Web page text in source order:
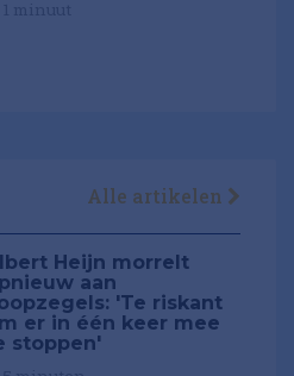
Alle artikelen
Heijn morrelt
aan
'Te riskant
er in één keer mee
stoppen'